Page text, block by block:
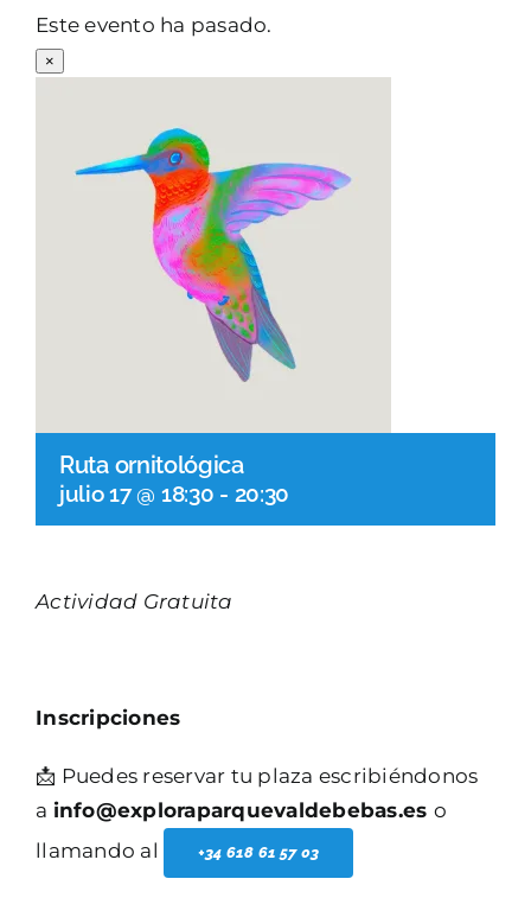
PARQUES GESTIÓN
CONTACTO
Este evento ha pasado.
×
Ruta ornitológica
julio 17 @ 18:30 - 20:30
Actividad Gratuita
Inscripciones
📩 Puedes reservar tu plaza escribiéndonos
a info@exploraparquevaldebebas.es o
llamando al
+34 618 61 57 03